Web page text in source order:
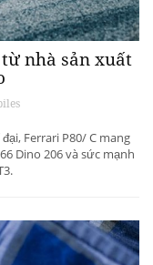
​​nhà sản xuất
Ferrari P80/ C mang
Dino 206 và sức mạnh